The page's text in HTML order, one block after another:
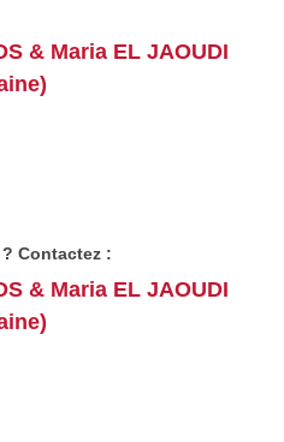
& Maria EL JAOUDI
Contactez :
& Maria EL JAOUDI